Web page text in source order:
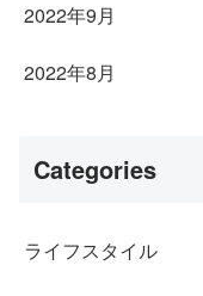
2022年9月
2022年8月
Categories
ライフスタイル